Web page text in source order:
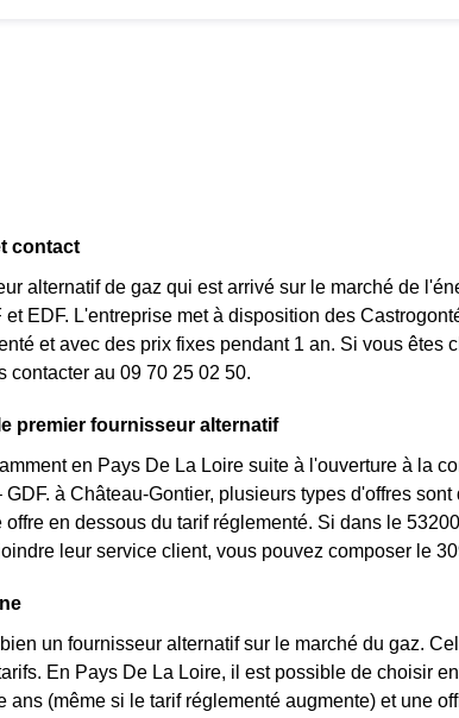
contact
alternatif de gaz qui est arrivé sur le marché de
EDF. L'entreprise met à disposition des
et avec des prix fixes pendant 1 an. Si vous êtes
contacter au 09 70 25 02 50.
premier fournisseur alternatif
en Pays De La Loire suite à l'ouverture à la
à Château-Gontier, plusieurs types d'offres sont
en dessous du tarif réglementé. Si dans le
leur service client, vous pouvez composer le
un fournisseur alternatif sur le marché du gaz.
En Pays De La Loire, il est possible de choisir
(même si le tarif réglementé augmente) et une